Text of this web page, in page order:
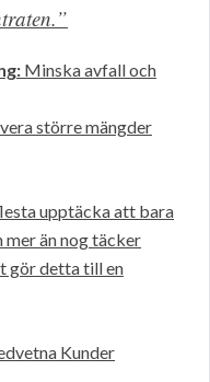
Minska avfall och
större mängder
upptäcka att bara
än nog täcker
gör detta till en
Kunder